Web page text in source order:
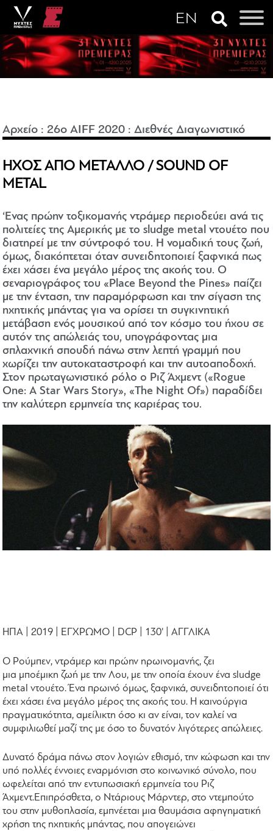
Αρχείο :26o AIFF 2020 :Διεθνές Διαγωνιστικό
ΗΧΟΣ ΑΠΟ ΜΕΤΑΛΛΟ / SOUND OF
METAL
‘Ενας πρώην τοξικομανής ντράμερ περιοδεύει ανά τις
πολιτείες της Αμερικής με το sludge metal ντουέτο που
διατηρεί με την σύντροφό του. H νομαδική τους ζωή,
όμως, διακόπτεται όταν συνειδητοποιεί ξαφνικά πως
έχει χάσει ένα μεγάλο μέρος της ακοής του. Ο
σεναριογράφος του «Place Beyond the Pines» παίζει
με την ένταση, την παραμόρφωση και την σίγαση της
ηχητικής μπάντας για να ορίσει τη συγκινητική
μετάβαση ενός μουσικού από τον κόσμο του ήχου σε
αυτόν της απώλειάς του, υπογράφοντας μια
σπλαχνική σπουδή πάνω στην λεπτή γραμμή που
χωρίζει την αυτοκαταστροφή και την αυτοαποδοχή.
Στον πρωταγωνιστικό ρόλο ο Ριζ Άχμεντ («Rogue
One: A Star Wars Story», «The Night Of») παραδίδει
την καλύτερη ερμηνεία της καριέρας του.
ΗΠΑ | 2019 | ΕΓΧΡΩΜΟ | DCP | 130' | ΑΓΓΛΙΚΑ
Ο Ρούμπεν, ντράμερ και πρώην ηρωινομανής, ζει
μια μποέμικη ζωή με την Λου, με την οποία έχουν ένα sludge
metal ντουέτο. Ένα πρωινό όμως, ξαφνικά, συνειδητοποιεί ότι
έχει χάσει ένα μεγάλο μέρος της ακοής του. Η καινούργια
πραγματικότητα, αμείλικτη όσο κι αν είναι, τον καλεί να
συμφιλιωθεί μαζί της με όσο το δυνατόν λιγότερες απώλειες.
Δυνατό δράμα πάνω στον λογιών εθισμό, την κώφωση και την
υπό πολλές έννοιες εναρμόνιση στο κοινωνικό σύνολο, που
ωφελείται από την εντυπωσιακή ερμηνεία του Ριζ
Άχμεντ.Επιπρόσθετα, ο Ντάριους Μάρντερ, στο ντεμπούτο
του στην μυθοπλασία, εμπνέεται μια θαυμάσια αφηγηματική
χρήση της ηχητικής μπάντας, που απογειώνει